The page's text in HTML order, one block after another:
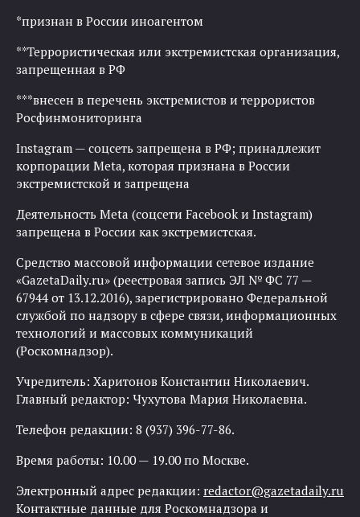
*признан в России иноагентом
**Террористическая или экстремистская организация,
запрещенная в РФ
***внесен в перечень экстремистов и террористов
Росфинмониторинга
Instagram — соцсеть запрещена в РФ; принадлежит
корпорации Meta, которая признана в России
экстремистской и запрещена
Деятельность Meta (соцсети Facebook и Instagram)
запрещена в России как экстремистская.
Средство массовой информации сетевое издание
«GazetaDaily.ru» (реестровая запись ЭЛ № ФС 77 —
67944 от 13.12.2016), зарегистрировано Федеральной
службой по надзору в сфере связи, информационных
технологий и массовых коммуникаций
(Роскомнадзор).
Учредитель: Харитонов Константин Николаевич.
Главный редактор: Чухутова Мария Николаевна.
Телефон редакции: 8 (937) 396-77-86.
Время работы: 10.00 — 19.00 по Москве.
Электронный адрес редакции: redactor@gazetadaily.ru
Контактные данные для Роскомнадзора и